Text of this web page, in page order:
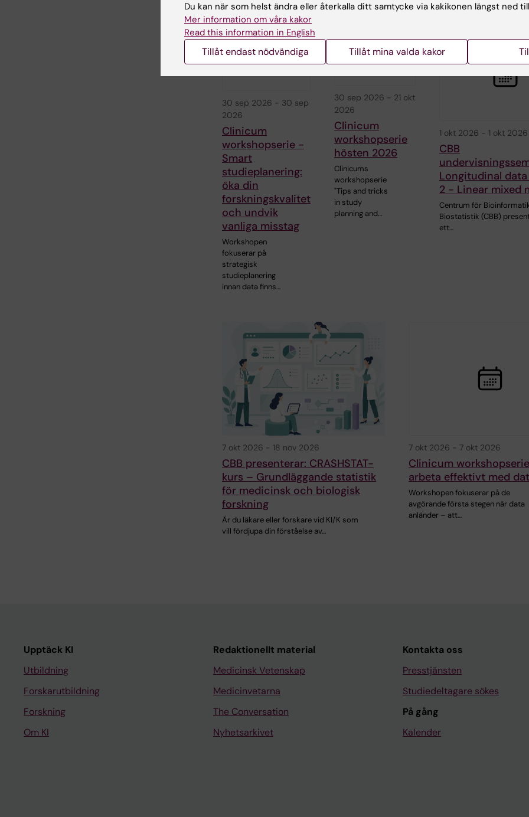
30 sep 2026 - 30 sep
2026
Clinicum
workshopserie -
Smart
studieplanering:
öka din
forskningskvalitet
och undvik
vanliga misstag
Workshopen
fokuserar på
strategisk
studieplanering
innan data finns…
30 sep 2026 - 21 okt
2026
Clinicum
workshopserie
hösten 2026
Clinicums
workshopserie
"Tips and tricks
in study
planning and…
1 okt 2026 - 1 okt 2026
CBB
Longitudinal
2 - Linear mixed
Centrum för
Biostatistik (CBB)
ett…
7 okt 2026 - 18 nov 2026
CBB presenterar: CRASHSTAT-
kurs – Grundläggande statistik
för medicinsk och biologisk
forskning
Är du läkare eller forskare vid KI/K som
vill fördjupa din förståelse av…
7 okt 2026 - 7 okt 2026
Clinicum
arbeta effektivt med
Workshopen fokuserar på de
avgörande första stegen när data
anländer – att…
Upptäck KI
Utbildning
Forskarutbildning
Forskning
Om KI
Redaktionellt material
Medicinsk Vetenskap
Medicinvetarna
The Conversation
Nyhetsarkivet
Kontakta oss
Presstjänsten
Studiedeltagare sökes
På gång
Kalender
Du kan när som helst ändra eller återkalla ditt samtycke via kakikonen längst ned
Mer information om våra kakor
Read this information in English
Tillåt endast nödvändiga Tillåt mina valda kakor